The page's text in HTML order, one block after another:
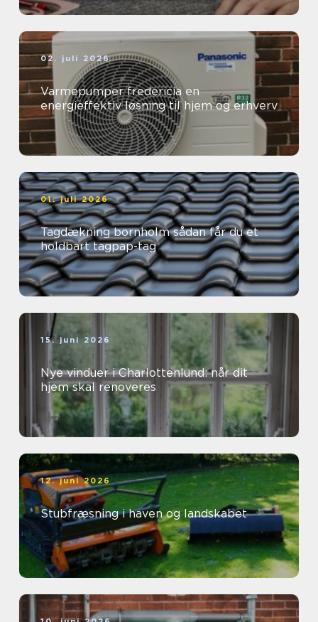
02. juli 2026
Varmepumper fredericia en
energieffektiv løsning til hjem og erhverv
01. juli 2026
Tagdækning bornholm sådan får du et
holdbart tagpap-tag
15. juni 2026
Nye vinduer i Charlottenlund: når dit
hjem skal renoveres
12. juni 2026
Stubfræsning i haven og landskabet